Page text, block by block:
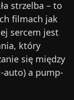
strzelba – to
filmach jak
sercem jest
który
się między
auto) a pump-